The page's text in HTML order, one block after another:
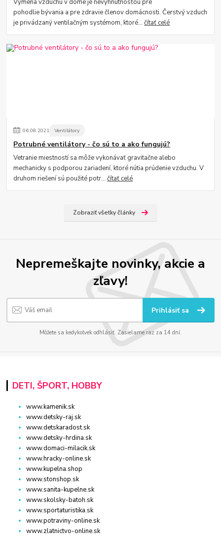
Výmena vzduchu v dome je nevyhnutnosťou pre
pohodlie bývania a pre zdravie členov domácnosti. Čerstvý vzduch
je privádzaný ventilačným systémom, ktoré...čítať celé
06.08.2021 Ventilátory
Potrubné ventilátory - čo sú to a ako fungujú?
Vetranie miestností sa môže vykonávať gravitačne alebo
mechanicky s podporou zariadení, ktoré nútia prúdenie vzduchu. V
druhom riešení sú použité potr...čítať celé
Zobraziť všetky články
Nepremeškajte novinky, akcie a
zľavy!
Prihlásiť sa
Môžete sa kedykoľvek odhlásiť. Zasielame raz za 14 dní.
DETI, ŠPORT, HOBBY
www.kamenik.sk
www.detsky-raj.sk
www.detskaradost.sk
www.detsky-hrdina.sk
www.domaci-milacik.sk
www.hracky-online.sk
www.kupelna.shop
www.stonshop.sk
www.sanita-kupelne.sk
www.skolsky-batoh.sk
www.sportaturistika.sk
www.potraviny-online.sk
www.zlatnictvo-online.sk